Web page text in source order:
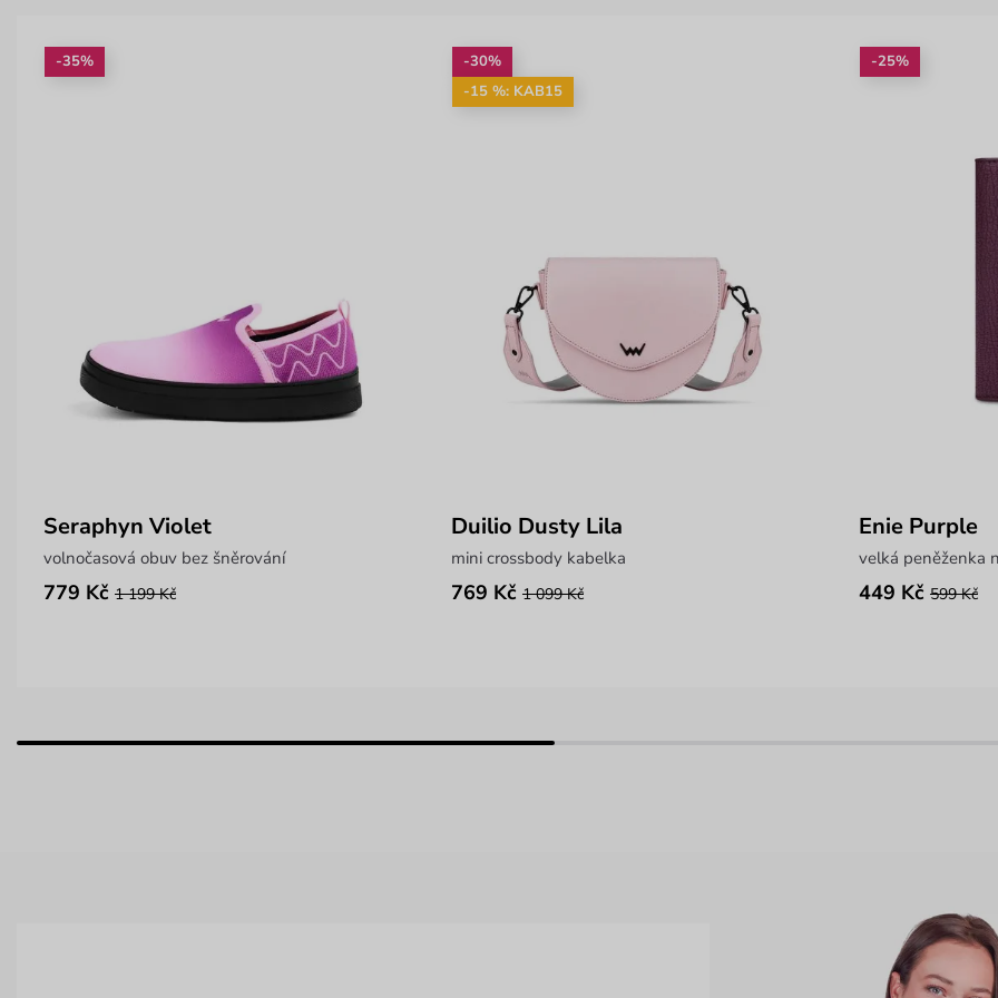
-35%
Seraphyn Violet
volnočasová obuv bez šněrování
779 Kč 1 199 Kč
-30%
-15 %: KAB15
Duilio Dusty Lila
mini crossbody kabelka
769 Kč 1 099 Kč
-25%
Enie Purple
velká peněženka
449 Kč 599 Kč